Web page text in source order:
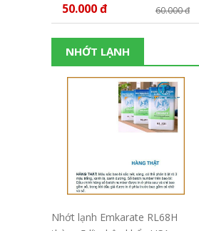
50.000 đ 60.000 đ
NHỚT LẠNH
Nhớt lạnh Emkarate RL68H